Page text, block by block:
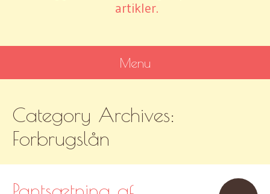
artikler.
Menu
CONTENT
Category Archives:
Forbrugslån